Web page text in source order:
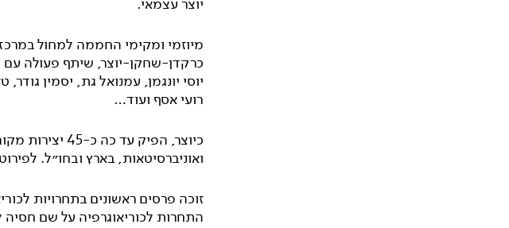
מיוזמי ומקימי החממה למחול
כרקדן-שחקן-יוצר, שיתף פעולה עם
יוסי יונגמן, עמנואל גת, יסמין
רועי אסף ועוד…
כיוצר, הפיק
ואוניברסיטאות, בארץ ובחו״ל.